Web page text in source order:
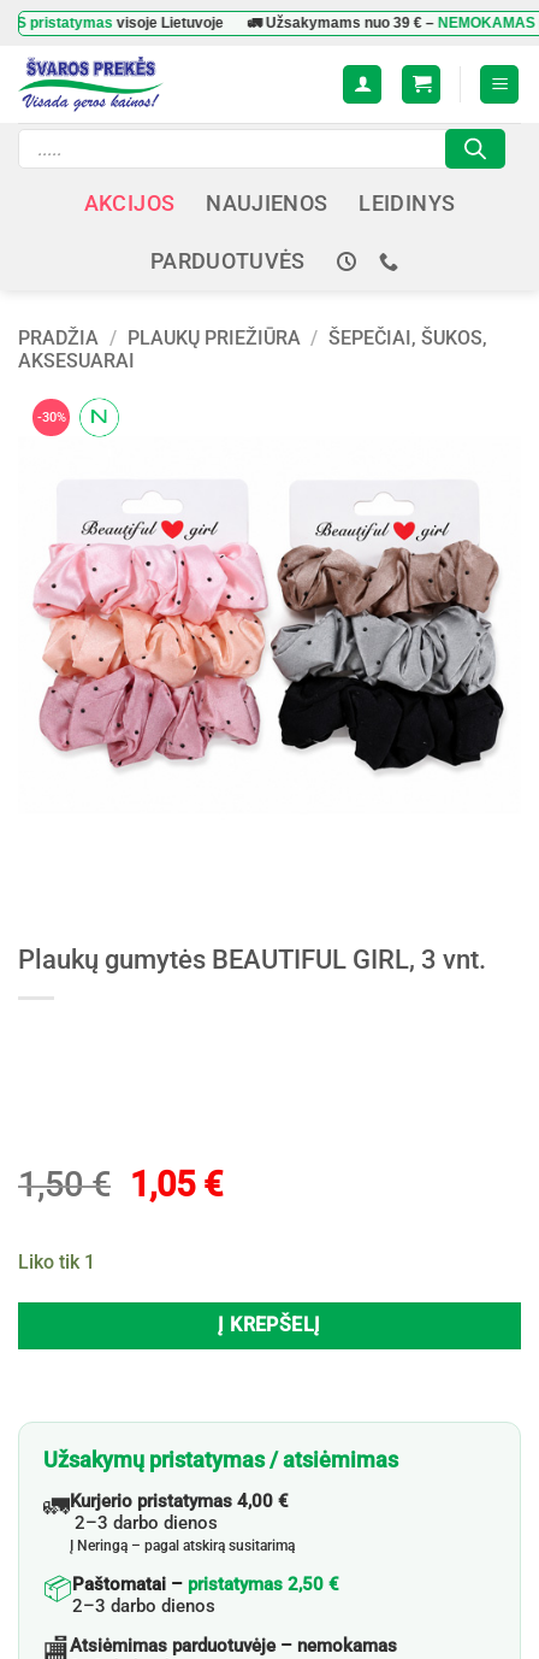
Skip
content
visoje Lietuvoje 🚛 Užsakymams nuo39 €–NEMOKAMAS
Products
search
AKCIJOS NAUJIENOS LEIDINYS
PARDUOTUVĖS
PRADŽIA / PLAUKŲ PRIEŽIŪRA / ŠEPEČIAI, ŠUKOS,
AKSESUARAI
-30%
Plaukų gumytės BEAUTIFUL GIRL, 3 vnt.
1,50€ Original
1,05 €Current
Liko tik 1
Į KREPŠELĮ
Užsakymų pristatymas / atsiėmimas
🚛Kurjerio pristatymas 4,00 €
2–3 darbo dienos
Į Neringą – pagal atskirą susitarimą
📦 Paštomatai – pristatymas 2,50 €
2–3 darbo dienos
🏬Atsiėmimas parduotuvėje – nemokamas